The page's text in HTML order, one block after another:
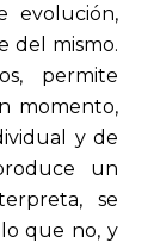
evolución,
del mismo.
permite
momento,
y de
un
se
que no, y